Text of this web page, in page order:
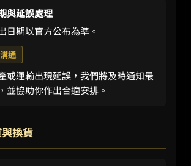
與延誤處理
日期以官方公布為準。
通
或運輸出現延誤，我們將及時通知最
並協助你作出合適安排。
換貨